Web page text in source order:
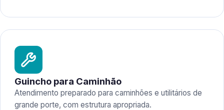
Guincho para Caminhão
Atendimento preparado para caminhões e utilitários de
grande porte, com estrutura apropriada.